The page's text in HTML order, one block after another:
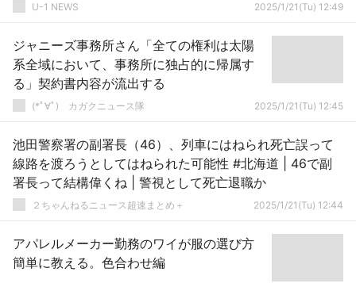
U-1 NEWS 2025/1/21(Tu) 12:49
ジャニーズ事務所さん「全ての権利は太陽
系全域において、事務所に独占的に帰属す
る」契約書内容が流出する
(*ﾟ∀ﾟ)ゞカガクニュース隊 2025/1/21(Tu) 12:45
池田警察署の副署長（46）、列車にはねられ死亡誤って
線路を渡ろうとしてはねられた可能性 #北海道 | 46で副
署長って結構偉くね | 警視として死亡退職か
２ちゃんねるニュース超速まとめ＋ 2025/1/21(Tu) 12:44
アパレルメーカー勤務のワイが服の選び方
簡単に教える。色合わせ編